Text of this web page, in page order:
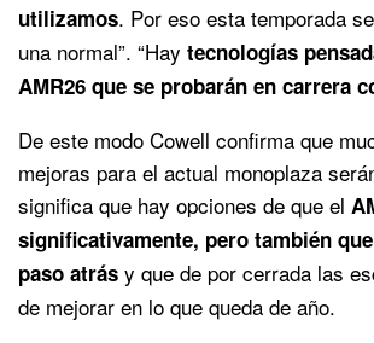
utilizamos. Por eso esta temporada
una normal”. “Hay tecnologías
AMR26 que se probarán en carrera
De este modo Cowell confirma que
mejoras para el actual monoplaza
significa que hay opciones de que el
significativamente, pero también
paso atrás y que de por cerrada las
de mejorar en lo que queda de año.